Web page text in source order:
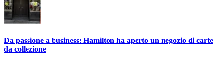
Da passione a business: Hamilton ha aperto un negozio di carte
da collezione